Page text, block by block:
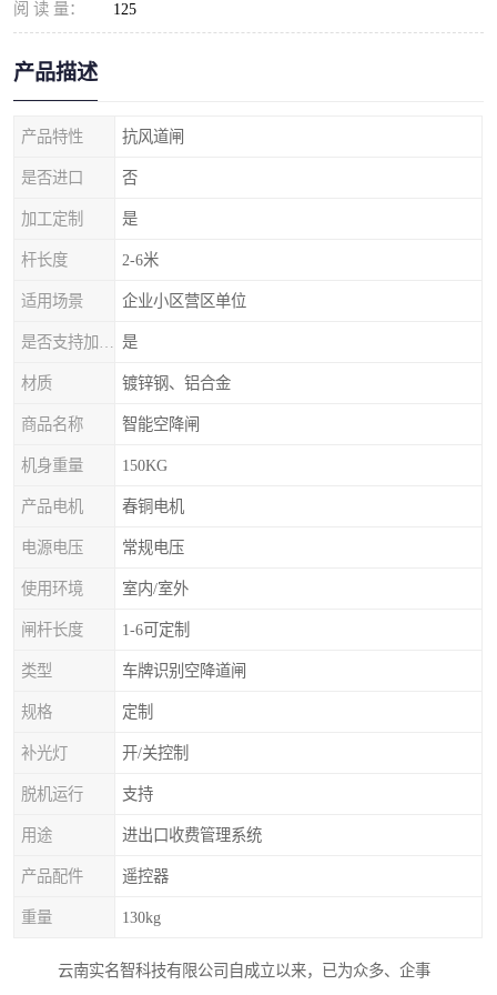
阅 读 量： 125
产品描述
产品特性 抗风道闸
是否进口 否
加工定制 是
杆长度 2-6米
适用场景 企业小区营区单位
是
材质 镀锌钢、铝合金
商品名称 智能空降闸
机身重量 150KG
产品电机 春铜电机
电源电压 常规电压
使用环境 室内/室外
闸杆长度 1-6可定制
类型 车牌识别空降道闸
规格 定制
补光灯 开/关控制
脱机运行 支持
用途 进出口收费管理系统
产品配件 遥控器
重量 130kg
云南实名智科技有限公司自成立以来，已为众多、企事